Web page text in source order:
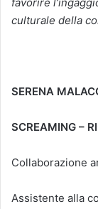
culturale della
SERENA
SCREAMING –
Collaborazione
Assistente alla